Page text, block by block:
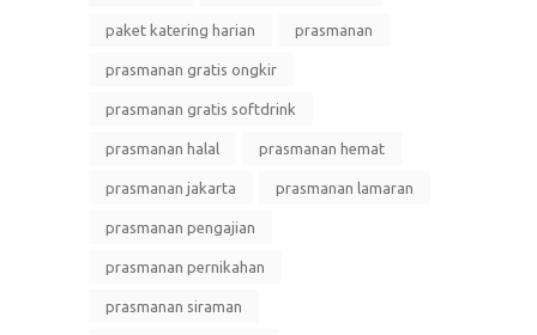
paket katering harian prasmanan
prasmanan gratis ongkir
prasmanan gratis softdrink
prasmanan halal prasmanan hemat
prasmanan jakarta prasmanan lamaran
prasmanan pengajian
prasmanan pernikahan
prasmanan siraman